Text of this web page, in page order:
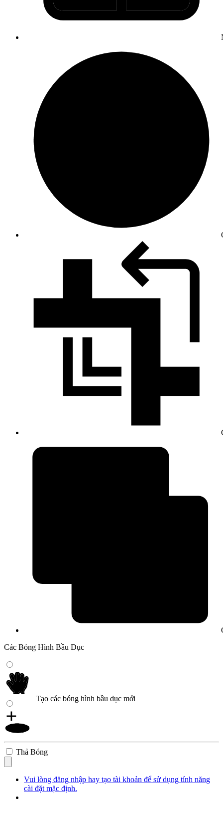
Các Bóng Hình Bầu Dục
Tạo các bóng hình bầu dục mới
Thả Bóng
Vui lòng đăng nhập hay tạo tài khoản để sử dụng tính năng
cài đặt mặc định.